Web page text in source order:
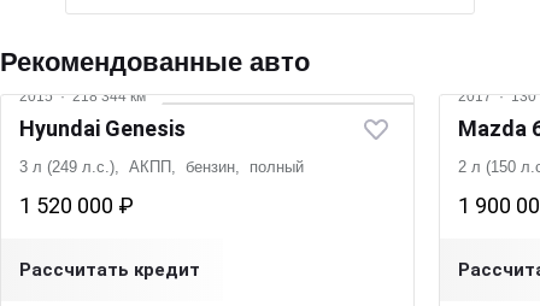
Рекомендованные авто
2015·218 344 км
Hyundai Genesis
3 л (249 л.с.), АКПП, бензин, полный
1 520 000 ₽
Рассчитать кредит
2017·130
Mazda
2 л (150
1 900